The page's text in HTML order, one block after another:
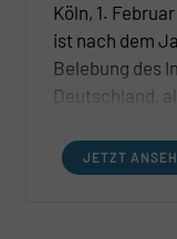
Köln, 1.
ist nach dem
Belebung des
Deutschland,
JETZT